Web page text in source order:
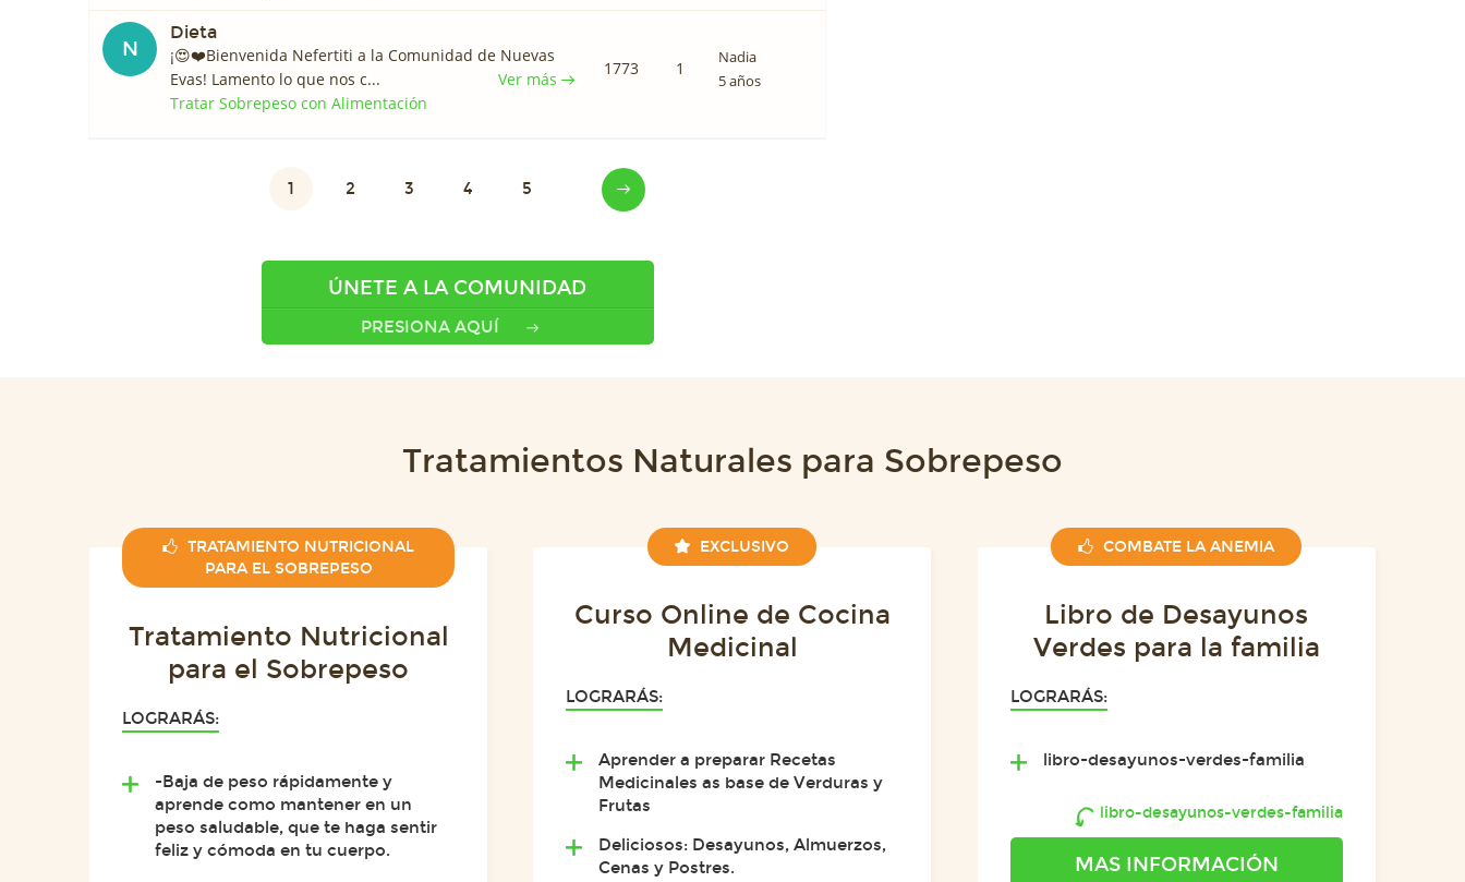
N
Dieta
¡😍❤️️Bienvenida Nefertiti a la Comunidad de Nuevas
Evas! Lamento lo que nos c...
Ver más
Tratar Sobrepeso con Alimentación
1773 1
Nadia
5 años
1 2 3 4 5
ÚNETE A LA COMUNIDAD
PRESIONA AQUÍ
Tratamientos Naturales para Sobrepeso
TRATAMIENTO NUTRICIONAL
PARA EL SOBREPESO
Tratamiento Nutricional
para el Sobrepeso
LOGRARÁS:
-Baja de peso rápidamente y
aprende como mantener en un
peso saludable, que te haga sentir
feliz y cómoda en tu cuerpo.
EXCLUSIVO
Curso Online de Cocina
Medicinal
LOGRARÁS:
Aprender a preparar Recetas
Medicinales as base de Verduras y
Frutas
Deliciosos: Desayunos, Almuerzos,
Cenas y Postres.
COMBATE LA ANEMIA
Libro de Desayunos
Verdes para la familia
LOGRARÁS:
libro-desayunos-verdes-familia
libro-desayunos-verdes-familia
MAS INFORMACIÓN